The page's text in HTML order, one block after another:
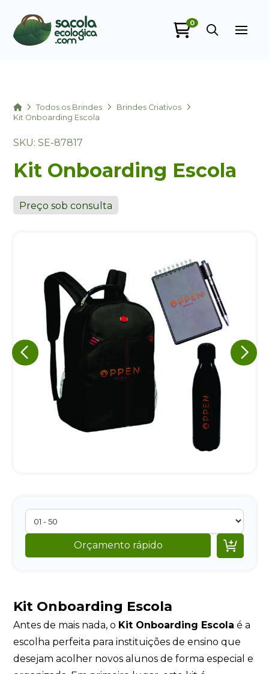
0
HomeTodos os Brindes
Brindes Criativos
Kit Onboarding Escola
SKU: SE-87817
Kit Onboarding Escola
Preço sob consulta
Orçamento rápido 
Kit Onboarding Escola
Antes de mais nada, o Kit Onboarding Escola é a
escolha perfeita para instituições de ensino que
desejam acolher novos alunos de forma especial e
Eu concordo em receber comunicações.
A nossa empresa está comprometida a proteger e respeitar
sua privacidade, utilizaremos seus dados apenas para fins
de marketing. Você pode alterar suas preferências a
qualquer momento.
Iniciar conversa